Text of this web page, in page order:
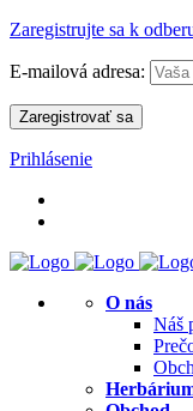
Zaregistrujte sa k
E-mailová adresa:
Prihlásenie
O nás
Náš